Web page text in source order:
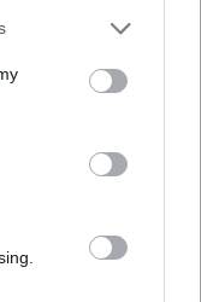
or more Google
You may click to
party tags to
in below Google
εκδηλώνουν
εκεί
Για τον Ρέζα
αλλά
συνειδητά